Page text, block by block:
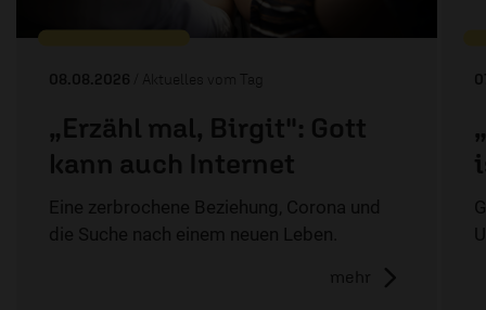
08.08.2026 / Aktuelles vom Tag
„Erzähl mal, Birgit": Gott
kann auch Internet
Eine zerbrochene Beziehung, Corona und
die Suche nach einem neuen Leben.
mehr